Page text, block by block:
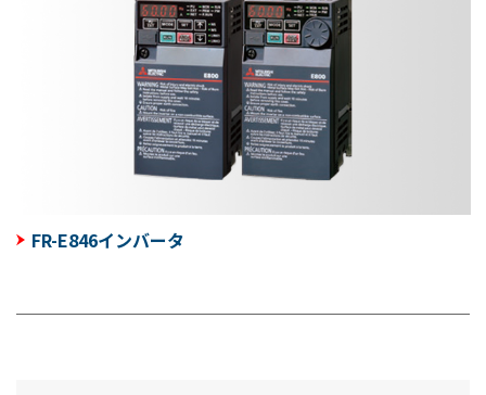
FR-E846インバータ